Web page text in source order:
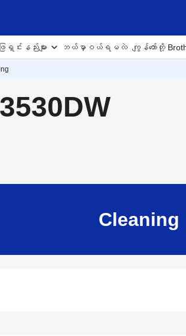
င်းနည်းများ ဘယ်မှာဝယ်ရမလဲ ကျွန်တော်တို့
Cleaning